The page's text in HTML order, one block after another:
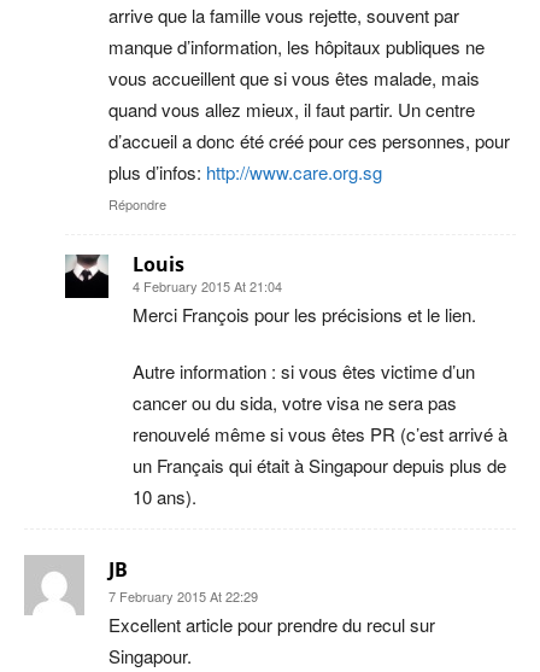
arrive que la famille vous rejette, souvent par
manque d’information, les hôpitaux publiques ne
vous accueillent que si vous êtes malade, mais
quand vous allez mieux, il faut partir. Un centre
d’accueil a donc été créé pour ces personnes, pour
plus d’infos: http://www.care.org.sg
Répondre
Louis
4 February 2015 At 21:04
Merci François pour les précisions et le lien.
Autre information : si vous êtes victime d’un
cancer ou du sida, votre visa ne sera pas
renouvelé même si vous êtes PR (c’est arrivé à
un Français qui était à Singapour depuis plus de
10 ans).
JB
7 February 2015 At 22:29
Excellent article pour prendre du recul sur
Singapour.